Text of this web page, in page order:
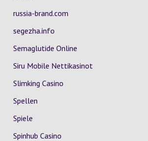
russia-brand.com
segezha.info
Semaglutide Online
Siru Mobile Nettikasinot
Slimking Casino
Spellen
Spiele
Spinhub Casino